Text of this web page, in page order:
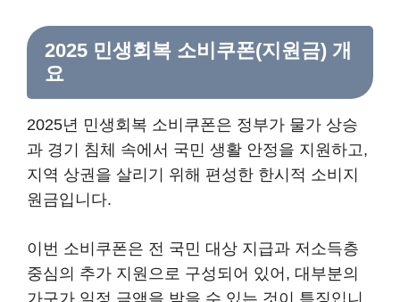
2025 민생회복 소비쿠폰(지원금) 개
요
2025년 민생회복 소비쿠폰은 정부가 물가 상승
과 경기 침체 속에서 국민 생활 안정을 지원하고,
지역 상권을 살리기 위해 편성한 한시적 소비지
원금입니다.
이번 소비쿠폰은 전 국민 대상 지급과 저소득층
중심의 추가 지원으로 구성되어 있어, 대부분의
가구가 일정 금액을 받을 수 있는 것이 특징입니